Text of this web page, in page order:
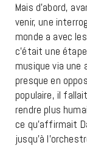
Mais d’abord,
venir, une
monde a avec
c’était une
musique via une
presque en
populaire, il
rendre plus
ce qu’affirmait
jusqu’à